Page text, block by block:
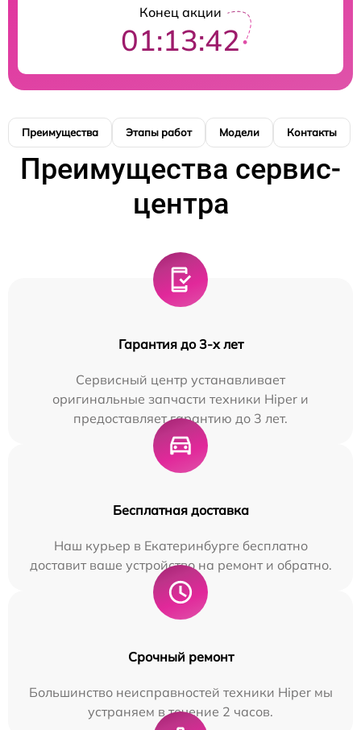
Конец акции
01:13:41
Преимущества Этапы работ Модели Контакты
Преимущества сервис-
центра
Гарантия до 3-х лет
Сервисный центр устанавливает
оригинальные запчасти техники Hiper и
предоставляет гарантию до 3 лет.
Бесплатная доставка
Наш курьер в Екатеринбурге бесплатно
доставит ваше устройство на ремонт и обратно.
Срочный ремонт
Большинство неисправностей техники Hiper мы
устраняем в течение 2 часов.